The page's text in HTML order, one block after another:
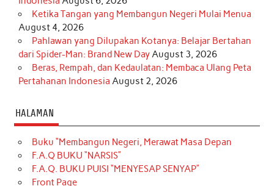
Ketika Tangan yang Membangun Negeri Mulai Menua
August 4, 2026
Pahlawan yang Dilupakan Kotanya: Belajar Bertahan
dari Spider-Man: Brand New DayAugust 3, 2026
Beras, Rempah, dan Kedaulatan: Membaca Ulang Peta
Pertahanan Indonesia August 2, 2026
HALAMAN
Buku “Membangun Negeri, Merawat Masa Depan
F.A.Q BUKU “NARSIS”
F.A.Q. BUKU PUISI “MENYESAP SENYAP”
Front Page